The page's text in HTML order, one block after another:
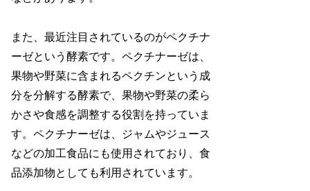
また、最近注目されているのがペクチナ
ーゼという酵素です。ペクチナーゼは、
果物や野菜に含まれるペクチンという成
分を分解する酵素で、果物や野菜の柔ら
かさや食感を調整する役割を持っていま
す。ペクチナーゼは、ジャムやジュース
などの加工食品にも使用されており、食
品添加物としても利用されています。